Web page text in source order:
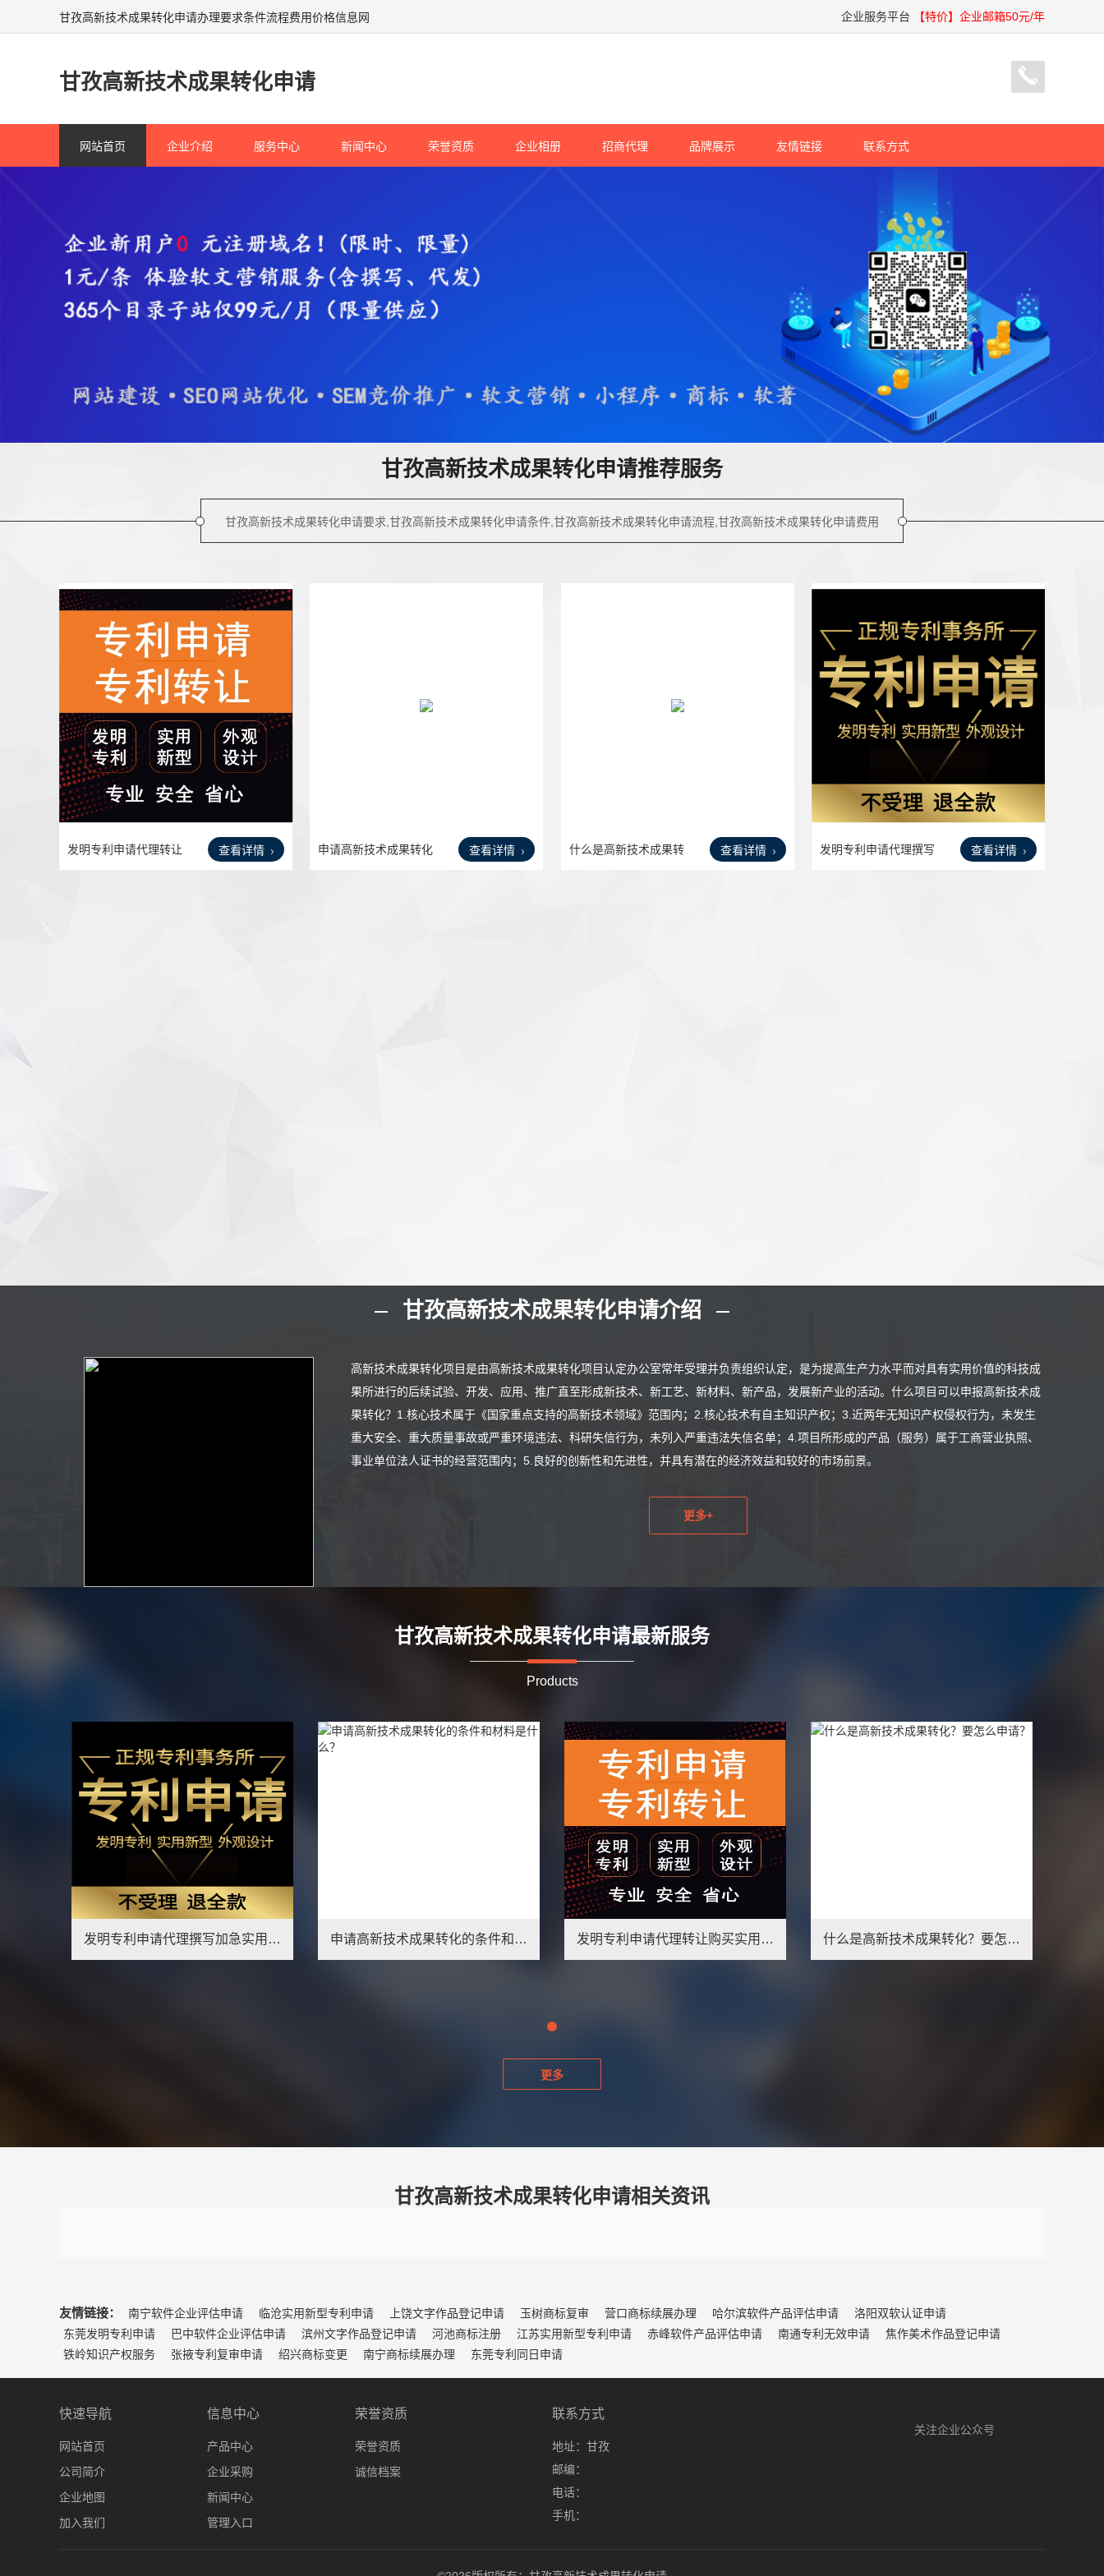
甘孜高新技术成果转化申请办理要求条件流程费用价格信息网 企业服务平台 【特价】企业邮箱50元/年
甘孜高新技术成果转化申请
网站首页 企业介绍 服务中心 新闻中心 荣誉资质 企业相册 招商代理 品牌展示 友情链接 联系方式
甘孜高新技术成果转化申请推荐服务
甘孜高新技术成果转化申请要求,甘孜高新技术成果转化申请条件,甘孜高新技术成果转化申请流程,甘孜高新技术成果转化申请费用
查看详情
发明专利申请代理转让
查看详情
申请高新技术成果转化
查看详情
什么是高新技术成果转
查看详情
发明专利申请代理撰写
甘孜高新技术成果转化申请介绍
高新技术成果转化项目是由高新技术成果转化项目认定办公室常年受理并负责组织认定，是为提高生产力水平而对具有实用价值的科技成
果所进行的后续试验、开发、应用、推广直至形成新技术、新工艺、新材料、新产品，发展新产业的活动。什么项目可以申报高新技术成
果转化？1.核心技术属于《国家重点支持的高新技术领域》范围内；2.核心技术有自主知识产权；3.近两年无知识产权侵权行为，未发生
重大安全、重大质量事故或严重环境违法、科研失信行为，未列入严重违法失信名单；4.项目所形成的产品（服务）属于工商营业执照、
事业单位法人证书的经营范围内；5.良好的创新性和先进性，并具有潜在的经济效益和较好的市场前景。
更多+
甘孜高新技术成果转化申请最新服务
Products
什么是高新技术成果转化？要怎么申请？ 发明专利申请代理撰写加急实用新型评估外观设计国际PCT成果转化 申请高新技术成果转化的条件和材料是什么？ 发明专利申请代理转让购买实用新型成果转化评估外观设计PCT国际
更多
甘孜高新技术成果转化申请相关资讯
友情链接： 南宁软件企业评估申请 临沧实用新型专利申请 上饶文字作品登记申请 玉树商标复审 营口商标续展办理 哈尔滨软件产品评估申请
洛阳双软认证申请
东莞发明专利申请
巴中软件企业评估申请 滨州文字作品登记申请 河池商标注册 江苏实用新型专利申请 赤峰软件产品评估申请 南通专利无效申请
焦作美术作品登记申请
铁岭知识产权服务
张掖专利复审申请 绍兴商标变更 南宁商标续展办理 东莞专利同日申请
快速导航
网站首页
公司简介
企业地图
加入我们
信息中心
产品中心
企业采购
新闻中心
管理入口
荣誉资质
荣誉资质
诚信档案
联系方式
地址： 甘孜
邮编：
电话：
手机：
关注企业公众号